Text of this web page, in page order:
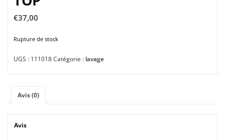
€37,00
Rupture de stock
UGS : 111018Catégorie : lavage
Avis (0)
Avis